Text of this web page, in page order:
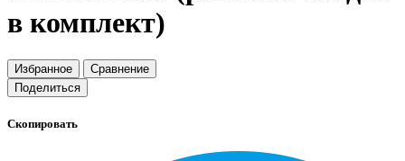
в комплект)
Избранное
Сравнение
Поделиться
Скопировать